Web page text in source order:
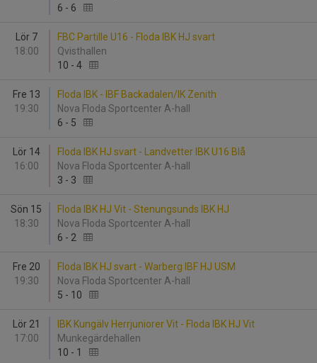
6 - 6
Lör 7
18:00
FBC Partille U16 - Floda IBK HJ svart
Qvisthallen
10 - 4
Fre 13
19:30
Floda IBK - IBF Backadalen/IK Zenith
Nova Floda Sportcenter A-hall
6 - 5
Lör 14
16:00
Floda IBK HJ svart - Landvetter IBK U16 Blå
Nova Floda Sportcenter A-hall
3 - 3
Sön 15
18:30
Floda IBK HJ Vit - Stenungsunds IBK HJ
Nova Floda Sportcenter A-hall
6 - 2
Fre 20
19:30
Floda IBK HJ svart - Warberg IBF HJ USM
Nova Floda Sportcenter A-hall
5 - 10
Lör 21
17:00
IBK Kungälv Herrjuniorer Vit - Floda IBK HJ Vit
Munkegärdehallen
10 - 1